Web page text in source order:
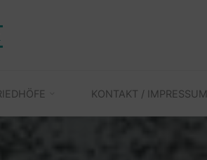
KONTAKT / IMPRESSUM